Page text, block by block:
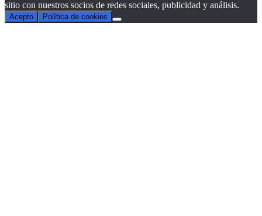
sitio con nuestros socios de redes sociales, publicidad y análisis.
Acepto Política de cookies